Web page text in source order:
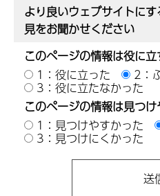
より良いウェブサイトに
見をお聞かせください
このページの情報は役に
1：役に立った
2：
3：役に立たなかった
このページの情報は見つ
1：見つけやすかった
3：見つけにくかった